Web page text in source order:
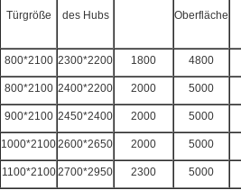
Türgröße
des Hubs
Oberfläche
800*2100 2300*2200 1800 4800
800*2100 2400*2200 2000 5000
900*2100 2450*2400 2000 5000
1000*21002600*2650 2000 5000
1100*21002700*2950 2300 5000